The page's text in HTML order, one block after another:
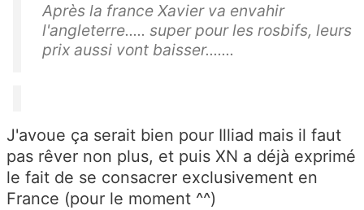
Après la france Xavier va envahir
l'angleterre..... super pour les rosbifs, leurs
prix aussi vont baisser.......
J'avoue ça serait bien pour Illiad mais il faut
pas rêver non plus, et puis XN a déjà exprimé
le fait de se consacrer exclusivement en
France (pour le moment ^^)